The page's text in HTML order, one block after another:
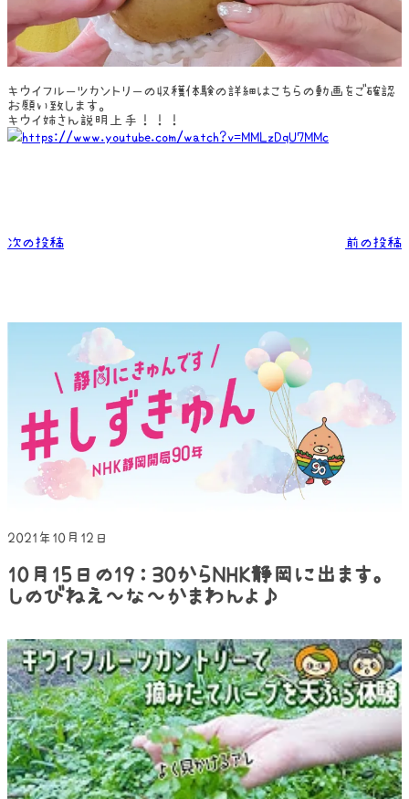
キウイフルーツカントリーの収穫体験の詳細はこちらの動画をご確認
お願い致します。
キウイ姉さん説明上手！！！
https://www.youtube.com/watch?v=MMLzDqU7MMc
次の投稿 前の投稿
2021年10月12日
10月15日の19：30からNHK静岡に出ます。
しのびねえ～な～かまわんよ♪